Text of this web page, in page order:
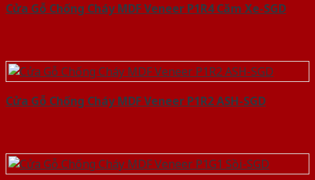
Cửa Gỗ Chống Cháy MDF Veneer P1R4 Căm Xe-SGD
Cửa Gỗ Chống Cháy MDF Veneer P1R2 ASH-SGD